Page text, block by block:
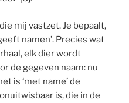
mij vastzet. Je bepaalt,
namen’. Precies wat
elk dier wordt
de gegeven naam: nu
is ‘met name’ de
is, die in de